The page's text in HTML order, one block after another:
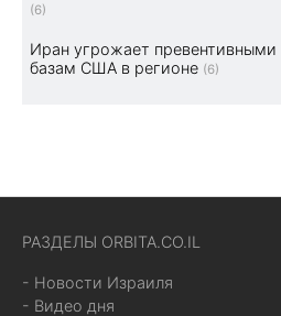
(6)
Иран угрожает
базам США в регионе (6)
РАЗДЕЛЫ ORBITA.CO.IL
- Новости Израиля
- Видео дня